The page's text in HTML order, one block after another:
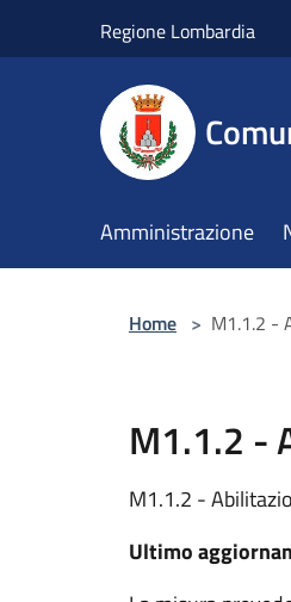
Regione Lombardia
Amministrazione
Home > M1.1.2 -
M1.1.2 -
M1.1.2 -
Ultimo